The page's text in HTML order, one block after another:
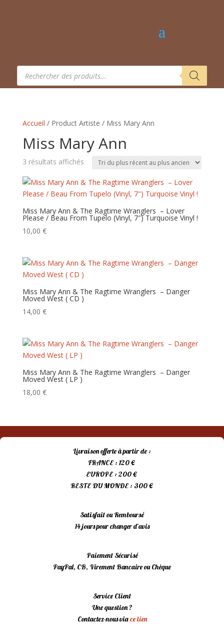
Recherche
produits
Accueil / Product Artiste / Miss Mary Ann
Miss Mary Ann
3 résultats affichésTrié
plus
récent
au
plus
Miss Mary Ann & The Ragtime Wranglers ‎ – Lover
Please / Beau From Tupelo (Vinyl, 7″) Turquoise Vinyl !
10,00 €
Miss Mary Ann & The Ragtime Wranglers ‎ – Danger
Moved West ( CD )
14,00 €
Miss Mary Ann & The Ragtime Wranglers ‎ – Danger
Moved West ( LP )
18,00 €
Livraison offerte à partir de :
FRANCE : 120 €
EUROPE : 200 €
RESTE DU MONDE : 300 €
Satisfait ou Remboursé
14 jours pour changer d’avis
Paiement Sécurisé
PayPal, CB, Virement Bancaire ou Chèque
Service Client
Une question ?
Contactez-nous viace lien